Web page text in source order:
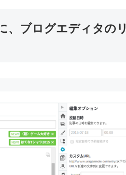
、ブログエディタのリ